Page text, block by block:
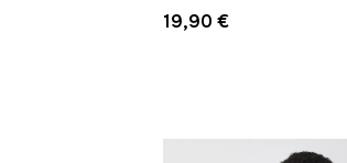
19,90 €